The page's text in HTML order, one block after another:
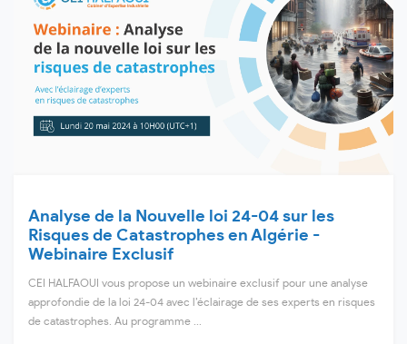
Analyse de la Nouvelle loi 24-04 sur les
Risques de Catastrophes en Algérie -
Webinaire Exclusif
CEI HALFAOUI vous propose un webinaire exclusif pour une analyse
approfondie de la loi 24-04 avec l’éclairage de ses experts en risques
de catastrophes. Au programme ...